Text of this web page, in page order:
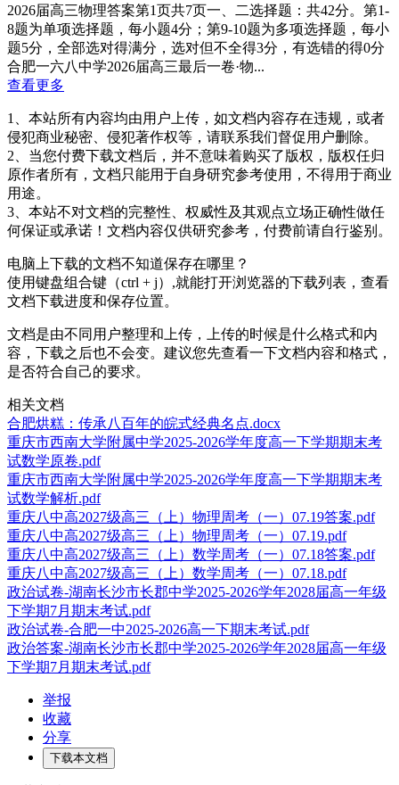
2026届高三物理答案第1页共7页一、二选择题：共42分。第1-
8题为单项选择题，每小题4分；第9-10题为多项选择题，每小
题5分，全部选对得满分，选对但不全得3分，有选错的得0分
合肥一六八中学2026届高三最后一卷·物...
查看更多
1、本站所有内容均由用户上传，如文档内容存在违规，或者
侵犯商业秘密、侵犯著作权等，请联系我们督促用户删除。
2、当您付费下载文档后，并不意味着购买了版权，版权任归
原作者所有，文档只能用于自身研究参考使用，不得用于商业
用途。
3、本站不对文档的完整性、权威性及其观点立场正确性做任
何保证或承诺！文档内容仅供研究参考，付费前请自行鉴别。
电脑上下载的文档不知道保存在哪里？
使用键盘组合键（ctrl + j）,就能打开浏览器的下载列表，查看
文档下载进度和保存位置。
文档是由不同用户整理和上传，上传的时候是什么格式和内
容，下载之后也不会变。建议您先查看一下文档内容和格式，
是否符合自己的要求。
相关文档
合肥烘糕：传承八百年的皖式经典名点.docx
重庆市西南大学附属中学2025-2026学年度高一下学期期末考
试数学原卷.pdf
重庆市西南大学附属中学2025-2026学年度高一下学期期末考
试数学解析.pdf
重庆八中高2027级高三（上）物理周考（一）07.19答案.pdf
重庆八中高2027级高三（上）物理周考（一）07.19.pdf
重庆八中高2027级高三（上）数学周考（一）07.18答案.pdf
重庆八中高2027级高三（上）数学周考（一）07.18.pdf
政治试卷-湖南长沙市长郡中学2025-2026学年2028届高一年级
下学期7月期末考试.pdf
政治试卷-合肥一中2025-2026高一下期末考试.pdf
政治答案-湖南长沙市长郡中学2025-2026学年2028届高一年级
下学期7月期末考试.pdf
举报
收藏
分享
下载本文档